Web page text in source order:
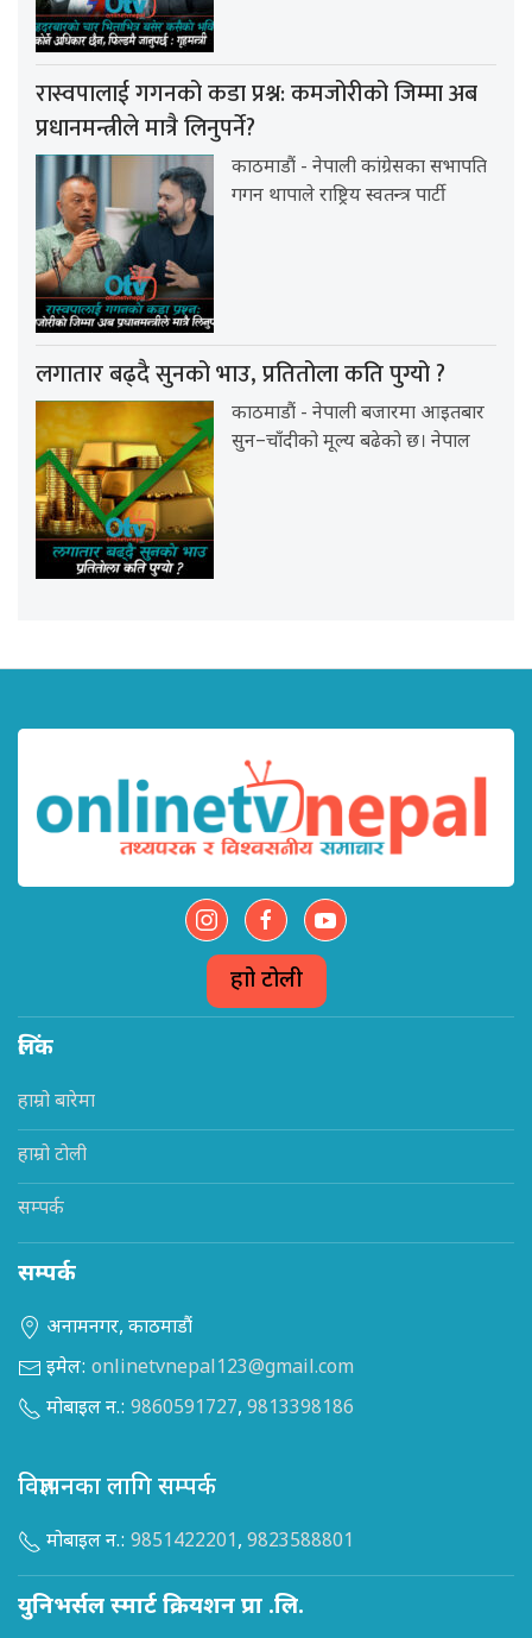
रास्वपालाई गगनको कडा प्रश्न: कमजोरीको जिम्मा अब
प्रधानमन्त्रीले मात्रै लिनुपर्ने?
काठमाडौं - नेपाली कांग्रेसका सभापति
गगन थापाले राष्ट्रिय स्वतन्त्र पार्टी
लगातार बढ्दै सुनको भाउ, प्रतितोला कति पुग्यो ?
काठमाडौं - नेपाली बजारमा आइतबार
सुन–चाँदीको मूल्य बढेको छ। नेपाल
हाम्रो टोली
लिंक
हाम्रो बारेमा
हाम्रो टोली
सम्पर्क
सम्पर्क
अनामनगर, काठमाडौं
इमेल: onlinetvnepal123@gmail.com
मोबाइल न.: 9860591727, 9813398186
विज्ञापनका लागि सम्पर्क
मोबाइल न.: 9851422201, 9823588801
युनिभर्सल स्मार्ट क्रियशन प्रा .लि.